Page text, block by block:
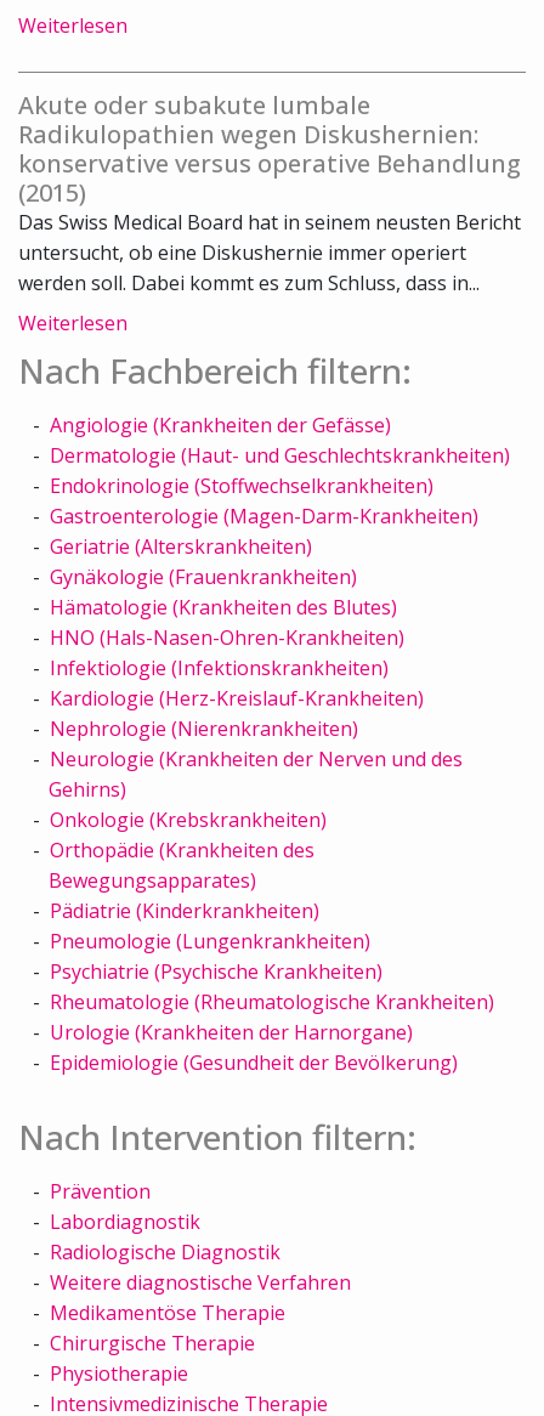
Weiterlesen
Akute oder subakute lumbale
Radikulopathien wegen Diskushernien:
konservative versus operative Behandlung
(2015)
Das Swiss Medical Board hat in seinem neusten Bericht
untersucht, ob eine Diskushernie immer operiert
werden soll. Dabei kommt es zum Schluss, dass in...
Weiterlesen
Nach Fachbereich filtern:
Angiologie (Krankheiten der Gefässe)
Dermatologie (Haut- und Geschlechtskrankheiten)
Endokrinologie (Stoffwechselkrankheiten)
Gastroenterologie (Magen-Darm-Krankheiten)
Geriatrie (Alterskrankheiten)
Gynäkologie (Frauenkrankheiten)
Hämatologie (Krankheiten des Blutes)
HNO (Hals-Nasen-Ohren-Krankheiten)
Infektiologie (Infektionskrankheiten)
Kardiologie (Herz-Kreislauf-Krankheiten)
Nephrologie (Nierenkrankheiten)
Neurologie (Krankheiten der Nerven und des
Gehirns)
Onkologie (Krebskrankheiten)
Orthopädie (Krankheiten des
Bewegungsapparates)
Pädiatrie (Kinderkrankheiten)
Pneumologie (Lungenkrankheiten)
Psychiatrie (Psychische Krankheiten)
Rheumatologie (Rheumatologische Krankheiten)
Urologie (Krankheiten der Harnorgane)
Epidemiologie (Gesundheit der Bevölkerung)
Nach Intervention filtern:
Prävention
Labordiagnostik
Radiologische Diagnostik
Weitere diagnostische Verfahren
Medikamentöse Therapie
Chirurgische Therapie
Physiotherapie
Intensivmedizinische Therapie